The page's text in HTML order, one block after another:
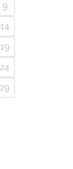
9
14
19
24
29